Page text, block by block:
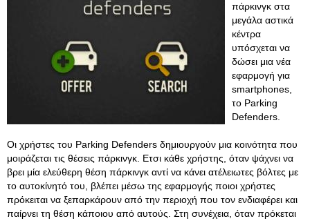
πάρκινγκ στα
μεγάλα αστικά
κέντρα
υπόσχεται να
δώσει μια νέα
εφαρμογή για
smartphones,
το Parking
Defenders.
Οι χρήστες του Parking Defenders δημιουργούν μια κοινότητα που
μοιράζεται τις θέσεις πάρκινγκ. Ετσι κάθε χρήστης, όταν ψάχνει να
βρει μία ελεύθερη θέση πάρκινγκ αντί να κάνει ατέλειωτες βόλτες με
το αυτοκίνητό του, βλέπει μέσω της εφαρμογής ποιοι χρήστες
πρόκειται να ξεπαρκάρουν από την περιοχή που τον ενδιαφέρει και
παίρνει τη θέση κάποιου από αυτούς. Στη συνέχεια, όταν πρόκεται